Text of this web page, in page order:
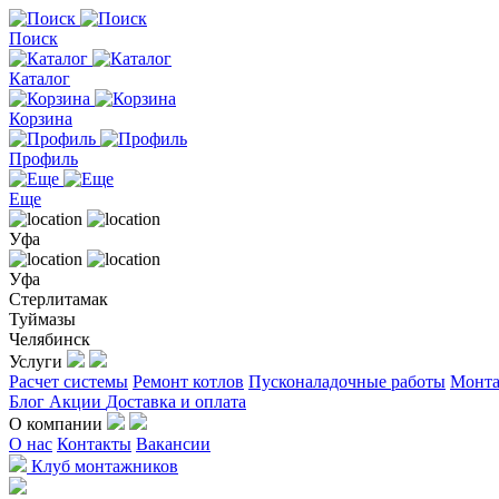
Поиск
Каталог
Корзина
Профиль
Еще
Уфа
Уфа
Стерлитамак
Туймазы
Челябинск
Услуги
Расчет системы Ремонт котлов Пусконаладочные работы
Блог Акции Доставка и оплата
О компании
О нас Контакты Вакансии
Клуб монтажников